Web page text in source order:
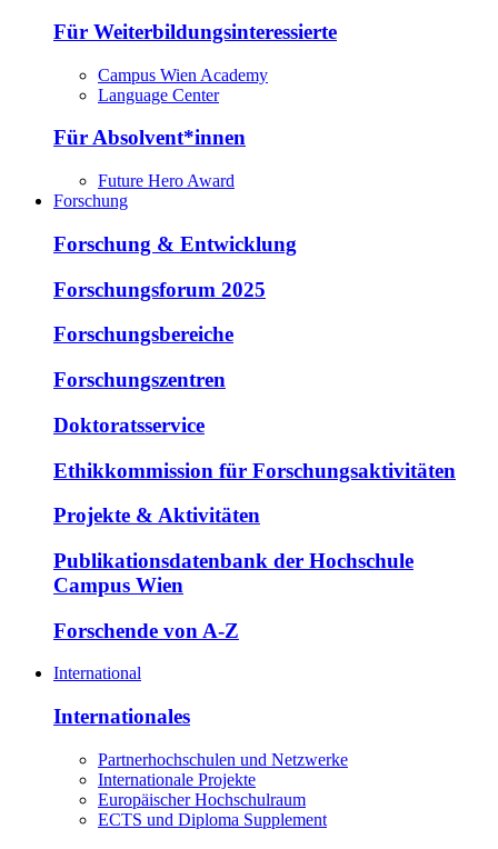
Für Weiterbildungsinteressierte
Campus Wien Academy
Language Center
Für Absolvent*innen
Future Hero Award
Forschung
Forschung & Entwicklung
Forschungsforum 2025
Forschungsbereiche
Forschungszentren
Doktoratsservice
Ethikkommission für Forschungsaktivitäten
Projekte & Aktivitäten
Publikationsdatenbank der Hochschule
Campus Wien
Forschende von A-Z
International
Internationales
Partnerhochschulen und Netzwerke
Internationale Projekte
Europäischer Hochschulraum
ECTS und Diploma Supplement